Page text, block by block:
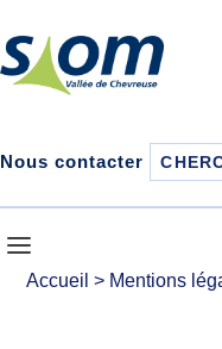
Nous contacter
Accueil > Mentions